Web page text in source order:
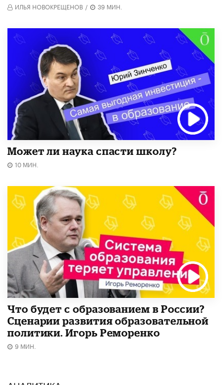
ИЛЬЯ НОВОКРЕЩЕНОВ / 39 МИН.
Может ли наука спасти школу?
10 МИН.
Что будет с образованием в России?
Сценарии развития образовательной
политики. Игорь Реморенко
9 МИН.